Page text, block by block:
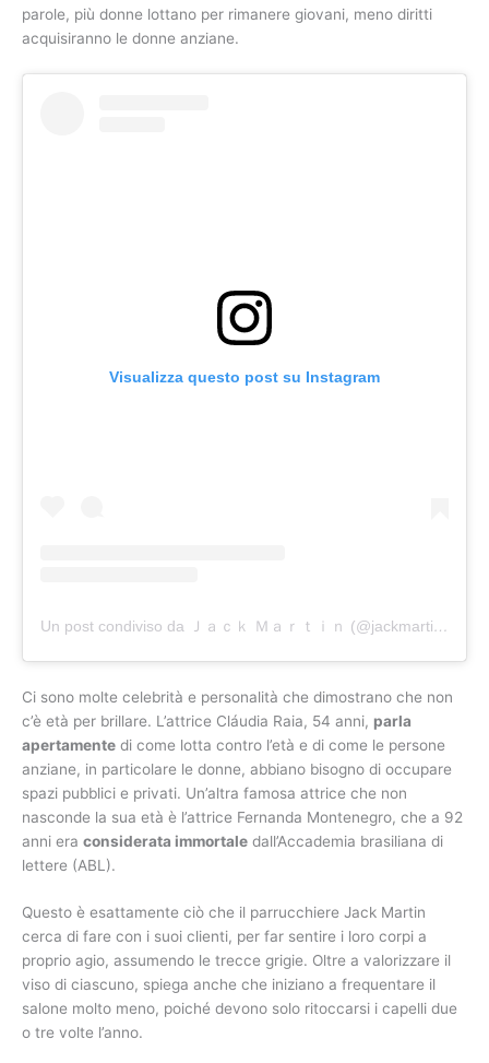
parole, più donne lottano per rimanere giovani, meno diritti
acquisiranno le donne anziane.
Visualizza questo post su Instagram
Un post condiviso da Ｊａｃｋ Ｍａｒｔｉｎ (@jackmartincolorist)
Ci sono molte celebrità e personalità che dimostrano che non
c’è età per brillare. L’attrice Cláudia Raia, 54 anni, parla
apertamente di come lotta contro l’età e di come le persone
anziane, in particolare le donne, abbiano bisogno di occupare
spazi pubblici e privati. Un’altra famosa attrice che non
nasconde la sua età è l’attrice Fernanda Montenegro, che a 92
anni era considerata immortale dall’Accademia brasiliana di
lettere (ABL).
Questo è esattamente ciò che il parrucchiere Jack Martin
cerca di fare con i suoi clienti, per far sentire i loro corpi a
proprio agio, assumendo le trecce grigie. Oltre a valorizzare il
viso di ciascuno, spiega anche che iniziano a frequentare il
salone molto meno, poiché devono solo ritoccarsi i capelli due
o tre volte l’anno.